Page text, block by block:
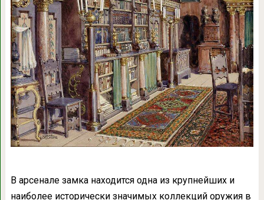
В арсенале замка находится одна из крупнейших и
наиболее исторически значимых коллекций оружия в